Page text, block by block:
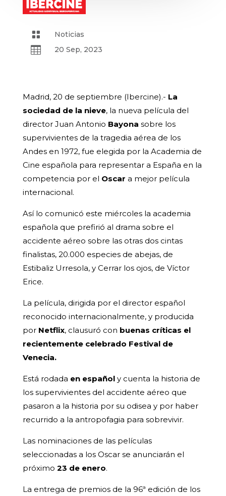
 Noticias
 20 Sep, 2023
Madrid, 20 de septiembre (Ibercine).- La
sociedad de la nieve, la nueva película del
director Juan Antonio Bayona sobre los
supervivientes de la tragedia aérea de los
Andes en 1972, fue elegida por la Academia de
Cine española para representar a España en la
competencia por el Oscar a mejor película
internacional.
Así lo comunicó este miércoles la academia
española que prefirió al drama sobre el
accidente aéreo sobre las otras dos cintas
finalistas, 20.000 especies de abejas, de
Estibaliz Urresola, y Cerrar los ojos, de Víctor
Erice.
La película, dirigida por el director español
reconocido internacionalmente, y producida
por Netflix, clausuró con buenas críticas el
recientemente celebrado Festival de
Venecia.
Está rodada en españoly cuenta la historia de
los supervivientes del accidente aéreo que
pasaron a la historia por su odisea y por haber
recurrido a la antropofagia para sobrevivir.
Las nominaciones de las películas
seleccionadas a los Oscar se anunciarán el
próximo 23 de enero.
La entrega de premios de la 96ª edición de los